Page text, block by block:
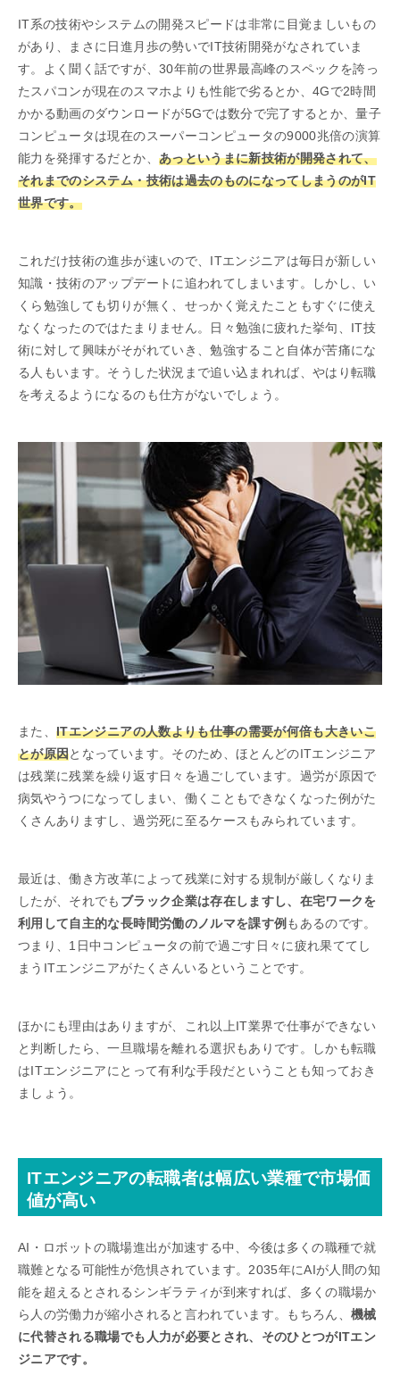
IT系の技術やシステムの開発スピードは非常に目覚ましいもの
があり、まさに日進月歩の勢いでIT技術開発がなされていま
す。よく聞く話ですが、30年前の世界最高峰のスペックを誇っ
たスパコンが現在のスマホよりも性能で劣るとか、4Gで2時間
かかる動画のダウンロードが5Gでは数分で完了するとか、量子
コンピュータは現在のスーパーコンピュータの9000兆倍の演算
能力を発揮するだとか、 あっというまに新技術が開発されて、
それまでのシステム・技術は過去のものになってしまうのがIT
世界です。
これだけ技術の進歩が速いので、ITエンジニアは毎日が新しい
知識・技術のアップデートに追われてしまいます。しかし、い
くら勉強しても切りが無く、せっかく覚えたこともすぐに使え
なくなったのではたまりません。日々勉強に疲れた挙句、IT技
術に対して興味がそがれていき、勉強すること自体が苦痛にな
る人もいます。そうした状況まで追い込まれれば、やはり転職
を考えるようになるのも仕方がないでしょう。
また、ITエンジニアの人数よりも仕事の需要が何倍も大きいこ
とが原因となっています。そのため、ほとんどのITエンジニア
は残業に残業を繰り返す日々を過ごしています。過労が原因で
病気やうつになってしまい、働くこともできなくなった例がた
くさんありますし、過労死に至るケースもみられています。
最近は、働き方改革によって残業に対する規制が厳しくなりま
したが、それでも ブラック企業は存在しますし、在宅ワークを
利用して自主的な長時間労働のノルマを課す例 もあるのです。
つまり、1日中コンピュータの前で過ごす日々に疲れ果ててし
まうITエンジニアがたくさんいるということです。
ほかにも理由はありますが、これ以上IT業界で仕事ができない
と判断したら、一旦職場を離れる選択もありです。しかも転職
はITエンジニアにとって有利な手段だということも知っておき
ましょう。
ITエンジニアの転職者は幅広い業種で市場価
値が高い
AI・ロボットの職場進出が加速する中、今後は多くの職種で就
職難となる可能性が危惧されています。2035年にAIが人間の知
能を超えるとされるシンギラティが到来すれば、多くの職場か
ら人の労働力が縮小されると言われています。もちろん、機械
に代替される職場でも人力が必要とされ、そのひとつがITエン
ジニアです。